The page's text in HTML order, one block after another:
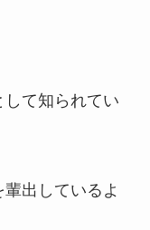
て知られてい
出しているよ